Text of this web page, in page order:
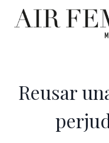
Saltar
Reusar